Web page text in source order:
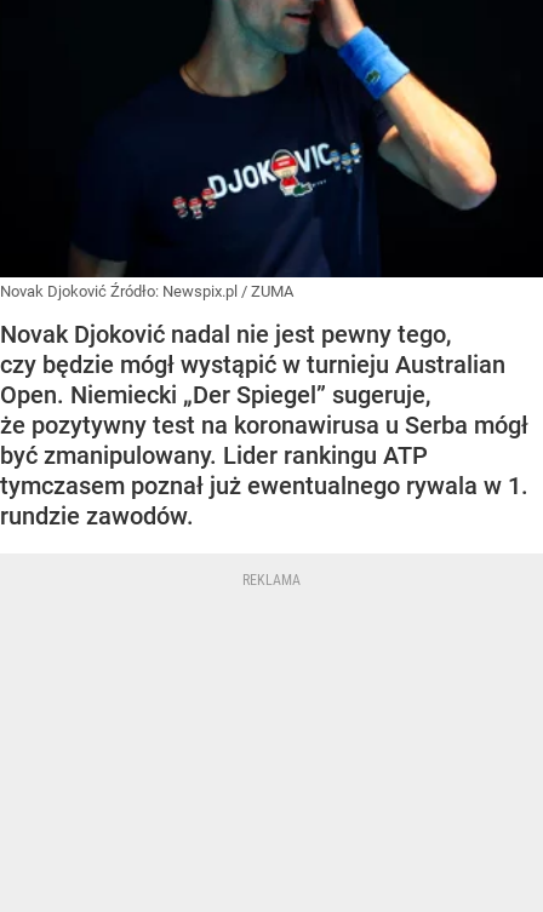
Novak Djoković Źródło: Newspix.pl / ZUMA
Novak Djoković nadal nie jest pewny tego,
czy będzie mógł wystąpić w turnieju Australian
Open. Niemiecki „Der Spiegel” sugeruje,
że pozytywny test na koronawirusa u Serba mógł
być zmanipulowany. Lider rankingu ATP
tymczasem poznał już ewentualnego rywala w 1.
rundzie zawodów.